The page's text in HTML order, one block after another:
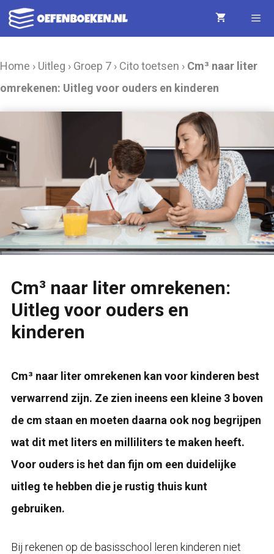
Ga
naar
Home › Uitleg › Groep 7 › Cito toetsen › Cm³ naar liter
omrekenen: Uitleg voor ouders en kinderen
Cm³ naar liter omrekenen:
Uitleg voor ouders en
kinderen
Cm³ naar liter omrekenen kan voor kinderen best
verwarrend zijn. Ze zien ineens een kleine 3 boven
de cm staan en moeten daarna ook nog begrijpen
wat dit met liters en milliliters te maken heeft.
Voor ouders is het dan fijn om een duidelijke
uitleg te hebben die je rustig thuis kunt
gebruiken.
Bij rekenen op de basisschool leren kinderen niet